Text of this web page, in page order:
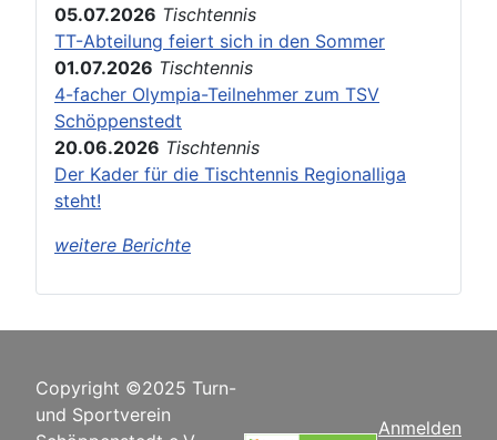
05.07.2026 Tischtennis
TT-Abteilung feiert sich in den Sommer
01.07.2026 Tischtennis
4-facher Olympia-Teilnehmer zum TSV
Schöppenstedt
20.06.2026 Tischtennis
Der Kader für die Tischtennis Regionalliga
steht!
weitere Berichte
Copyright ©2025 Turn-
und Sportverein
Anmelden